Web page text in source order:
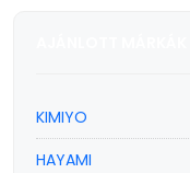
KIMIYO
HAYAMI